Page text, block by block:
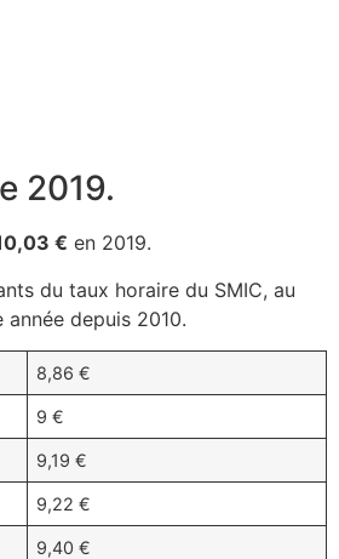
2019.
€ en 2019.
du taux horaire du SMIC, au
année depuis 2010.
8,86 €
9 €
9,19 €
9,22 €
9,40 €